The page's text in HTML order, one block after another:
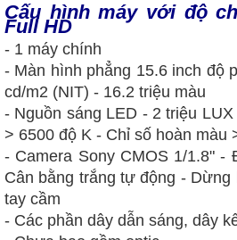
Cấu hình máy với độ
Full HD
- 1 máy chính
- Màn hình phẳng 15.6 inch độ
cd/m2 (NIT) - 16.2 triệu màu
- Nguồn sáng LED - 2 triệu
> 6500 độ K - Chỉ số hoàn màu
- Camera Sony CMOS 1/1.8" -
Cân bằng trắng tự động - Dừng
tay cầm
- Các phần dây dẫn sáng, dây